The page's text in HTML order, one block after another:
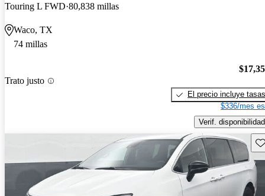
Touring L FWD 80,838 millas
Waco, TX
74 millas
Trato justo
El precio incluye tasas
$336/mes
Verif. disponibilidad